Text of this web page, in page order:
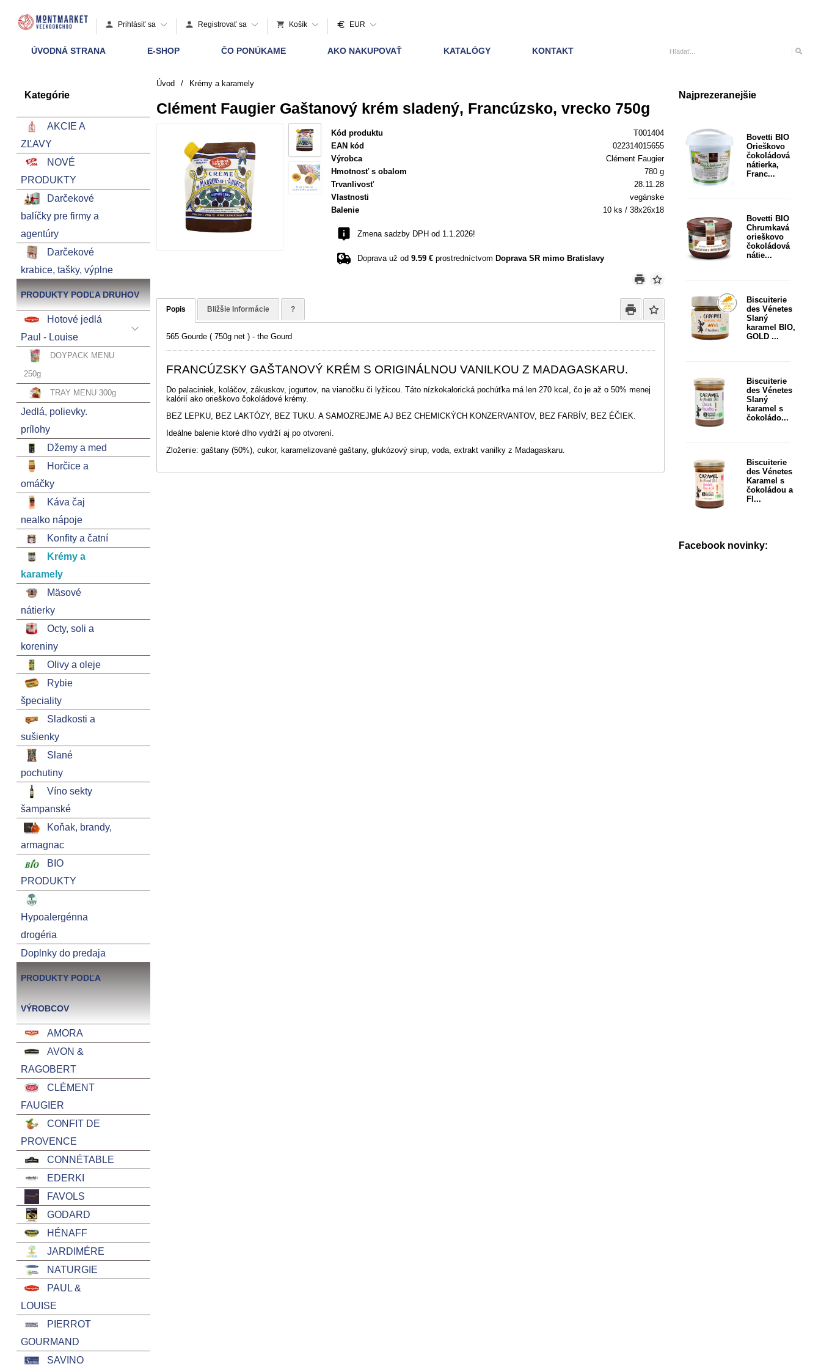
Prihlásiť sa Registrovať sa Košík EUR
ÚVODNÁ STRANA E-SHOP ČO PONÚKAME AKO NAKUPOVAŤ KATALÓGY KONTAKT
Kategórie
AKCIE A
ZĽAVY
NOVÉ
PRODUKTY
Darčekové
balíčky pre firmy a
agentúry
Darčekové
krabice, tašky, výplne
PRODUKTY PODĽA DRUHOV
Hotové jedlá
Paul - Louise
DOYPACK MENU
250g
TRAY MENU 300g
Jedlá, polievky.
prílohy
Džemy a med
Horčice a
omáčky
Káva čaj
nealko nápoje
Konfity a čatní
Krémy a
karamely
Mäsové
nátierky
Octy, soli a
koreniny
Olivy a oleje
Rybie
špeciality
Sladkosti a
sušienky
Slané
pochutiny
Víno sekty
šampanské
Koňak, brandy,
armagnac
BIO
PRODUKTY
Hypoalergénna
drogéria
Doplnky do predaja
PRODUKTY PODĽA
VÝROBCOV
AMORA
AVON &
RAGOBERT
CLÉMENT
FAUGIER
CONFIT DE
PROVENCE
CONNÉTABLE
EDERKI
FAVOLS
GODARD
HÉNAFF
JARDIMÉRE
NATURGIE
PAUL &
LOUISE
PIERROT
GOURMAND
SAVINO
Najprezeranejšie
Bovetti BIO
Orieškovo
čokoládová
nátierka,
Franc...
Bovetti BIO
Chrumkavá
orieškovo
čokoládová
nátie...
Biscuiterie
des Vénetes
Slaný
karamel BIO,
GOLD ...
Biscuiterie
des Vénetes
Slaný
karamel s
čokoládo...
Biscuiterie
des Vénetes
Karamel s
čokoládou a
Fl...
Facebook novinky:
Úvod / Krémy a karamely
Clément Faugier Gaštanový krém sladený, Francúzsko, vrecko 750g
Kód produktu
T001404
EAN kód
022314015655
Výrobca
Clément Faugier
Hmotnosť s obalom
780 g
Trvanlivosť
28.11.28
Vlastnosti
vegánske
Balenie
10 ks / 38x26x18
Zmena sadzby DPH od 1.1.2026!
Doprava už od9.59 € prostredníctvom Doprava SR mimo Bratislavy
Popis Bližšie Informácie ?
565 Gourde ( 750g net ) - the Gourd
FRANCÚZSKY GAŠTANOVÝ KRÉM S ORIGINÁLNOU VANILKOU Z MADAGASKARU.
Do palaciniek, koláčov, zákuskov, jogurtov, na vianočku či lyžicou. Táto nízkokalorická pochúťka má len 270 kcal, čo je až o 50% menej
kalórií ako orieškovo čokoládové krémy.
BEZ LEPKU, BEZ LAKTÓZY, BEZ TUKU. A SAMOZREJME AJ BEZ CHEMICKÝCH KONZERVANTOV, BEZ FARBÍV, BEZ ÉČIEK.
Ideálne balenie ktoré dlho vydrží aj po otvorení.
Zloženie: gaštany (50%), cukor, karamelizované gaštany, glukózový sirup, voda, extrakt vanilky z Madagaskaru.